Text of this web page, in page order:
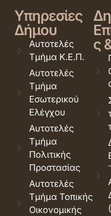
Υπηρεσίες
Δήμου
Αυτοτελές
Τμήμα Κ.Ε.Π.
Αυτοτελές
Τμήμα
Εσωτερικού
Ελέγχου
Αυτοτελές
Τμήμα
Πολιτικής
Προστασίας
Αυτοτελές
Τμήμα Τοπικής
Οικονομικής
ς